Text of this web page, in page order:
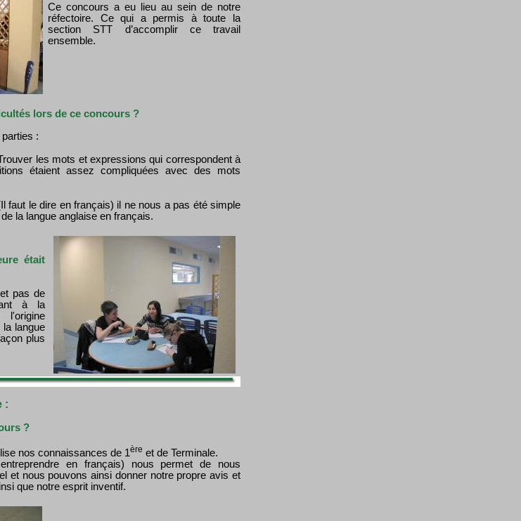
Ce concours a eu lieu au sein de notre
réfectoire. Ce qui a permis à toute la
section STT d’accomplir ce travail
ensemble.
lors de ce concours ?
:
les mots et expressions qui correspondent à
étaient assez compliquées avec des mots
faut le dire en français) il ne nous a pas été simple
la langue anglaise en français.
était
pas de
à la
l'origine
langue
plus
:
?
nos connaissances de 1ère et de Terminale.
en français) nous permet de nous
et nous pouvons ainsi donner notre propre avis et
que notre esprit inventif.